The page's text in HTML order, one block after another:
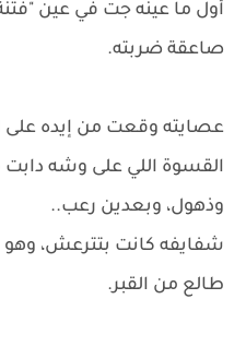
أول ما عينه جت في عين
صاعقة ضربته.
عصايته وقعت من إيده
القسوة اللي على وشه دابت
وذهول، وبعدين رعب..
شفايفه كانت بتترعش،
طالع من القبر.